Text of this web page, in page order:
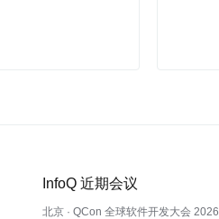
InfoQ 近期会议
北京 · QCon 全球软件开发大会